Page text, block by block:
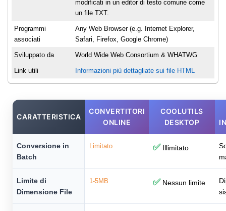
modificati in un editor di testo comune come
un file TXT.
Programmi
associati
Any Web Browser (e.g. Internet Explorer,
Safari, Firefox, Google Chrome)
Sviluppato da World Wide Web Consortium & WHATWG
Link utili Informazioni più dettagliate sui file HTML
CARATTERISTICA
CONVERTITORI
ONLINE
COOLUTILS
DESKTOP
Conversione in
Batch
Limitato ✅Illimitato
Limite di
Dimensione File
1-5MB ✅Nessun limite